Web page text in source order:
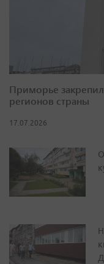
Приморье
регионов страны
17.07.2026